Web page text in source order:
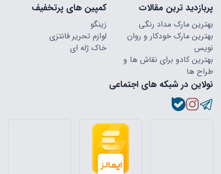
پربازدید ترین مقالات
بهترین مارک مداد رنگی
بهترین مارک خودکار و روان
نویس
بهترین کادو برای نقاش ها و
طراح ها
کمپین های پرتخفیف
زینگو
لوازم تحریر فانتزی
خاک ژله ای
نولاین در شبکه های اجتماعی